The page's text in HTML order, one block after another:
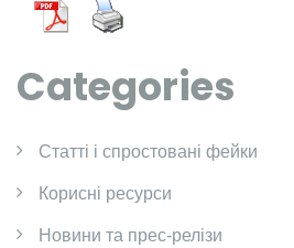
Categories
Cтатті і спростовані фейки
Корисні ресурси
Новини та прес-релізи